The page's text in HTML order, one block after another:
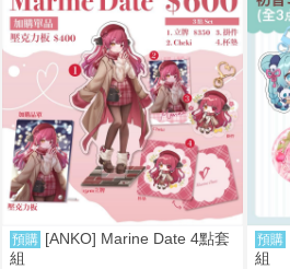
預購 [ANKO] Marine Date 4點套
組
預購
組